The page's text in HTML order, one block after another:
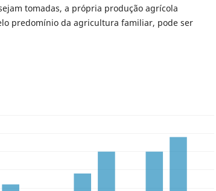
tomadas, a própria produção agrícola
predomínio da agricultura familiar, pode ser